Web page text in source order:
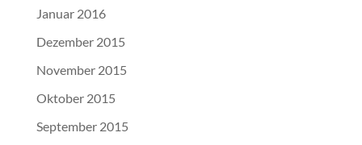
Januar 2016
Dezember 2015
November 2015
Oktober 2015
September 2015